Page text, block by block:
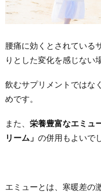
腰痛に効くとされている
りとした変化を感じない
飲むサプリメントではなく
めです。
また、 栄養豊富なエミュ
リーム」 の併用もよいで
エミューとは、寒暖差の